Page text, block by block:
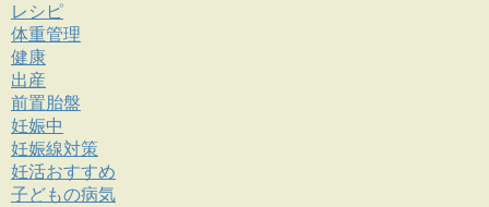
レシピ
体重管理
健康
出産
前置胎盤
妊娠中
妊娠線対策
妊活おすすめ
子どもの病気